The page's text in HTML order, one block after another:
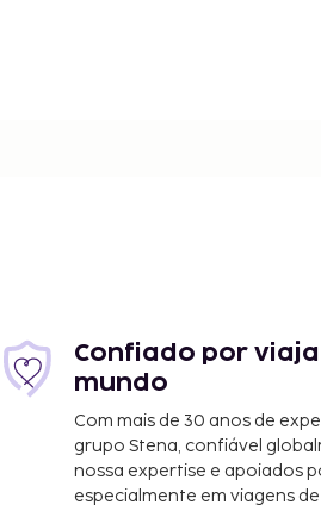
Confiado por
mundo
Com mais de 30 anos de
grupo Stena, confiável
nossa expertise e apoiados
especialmente em viagens